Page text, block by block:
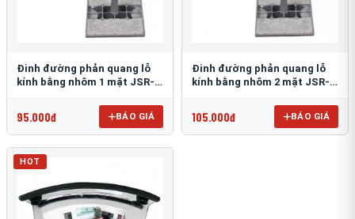
Đinh đường phản quang lỗ
kính bằng nhôm 1 mặt JSR-
95.000đ BÁO GIÁ
Đinh đường phản quang lỗ
kính bằng nhôm 2 mặt JSR-
105.000đ BÁO GIÁ
HOT